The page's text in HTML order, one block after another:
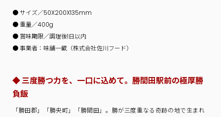
● サイズ／50X200X135mm
● 重量／400g
● 賞味期限／調理後1日以内
● 事業者：味舗一蔵（株式会社佐川フード）
◆ 三度勝つ力を、一口に込めて。勝間田駅前の極厚勝
負飯
「勝田郡」「勝央町」「勝間田」。勝が三度重なる奇跡の地で生まれ